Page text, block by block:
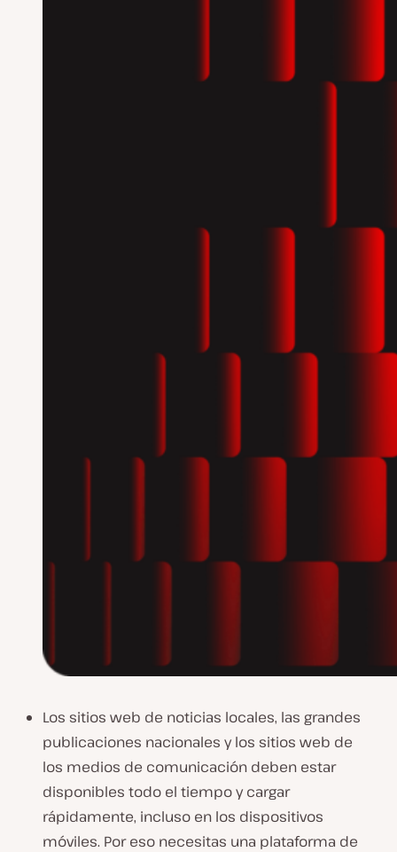
Los sitios web de noticias locales, las grandes
publicaciones nacionales y los sitios web de
los medios de comunicación deben estar
disponibles todo el tiempo y cargar
rápidamente, incluso en los dispositivos
móviles. Por eso necesitas una plataforma de